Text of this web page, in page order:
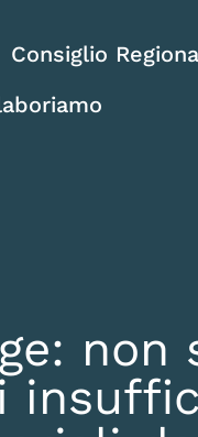
Consiglio
non